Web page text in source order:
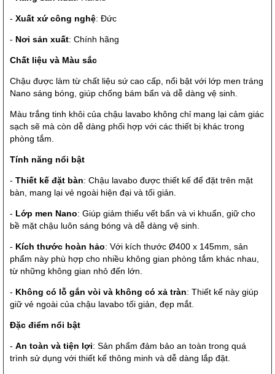
- Xuất xứ công nghệ: Đức
- Nơi sản xuất: Chính hãng
Chất liệu và Màu sắc
Chậu được làm từ chất liệu sứ cao cấp, nổi bật với lớp men tráng
Nano sáng bóng, giúp chống bám bẩn và dễ dàng vệ sinh.
Màu trắng tinh khôi của chậu lavabo không chỉ mang lại cảm giác
sạch sẽ mà còn dễ dàng phối hợp với các thiết bị khác trong
phòng tắm.
Tính năng nổi bật
- Thiết kế đặt bàn: Chậu lavabo được thiết kế để đặt trên mặt
bàn, mang lại vẻ ngoài hiện đại và tối giản.
- Lớp men Nano: Giúp giảm thiểu vết bẩn và vi khuẩn, giữ cho
bề mặt chậu luôn sáng bóng và dễ dàng vệ sinh.
- Kích thước hoàn hảo: Với kích thước Ø400 x 145mm, sản
phẩm này phù hợp cho nhiều không gian phòng tắm khác nhau,
từ những không gian nhỏ đến lớn.
- Không có lỗ gắn vòi và không có xả tràn: Thiết kế này giúp
giữ vẻ ngoài của chậu lavabo tối giản, đẹp mắt.
Đặc điểm nổi bật
- An toàn và tiện lợi: Sản phẩm đảm bảo an toàn trong quá
trình sử dụng với thiết kế thông minh và dễ dàng lắp đặt.